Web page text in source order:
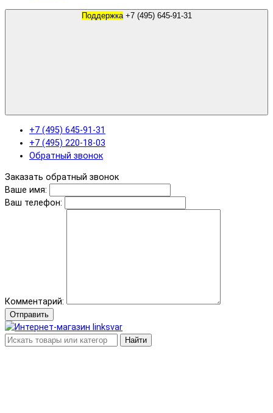
Поддержка
+7 (495) 645-91-31
+7 (495) 220-18-03
Обратный звонок
Заказать обратный звонок
Ваше имя:
Ваш телефон:
Комментарий:
Отправить
Найти